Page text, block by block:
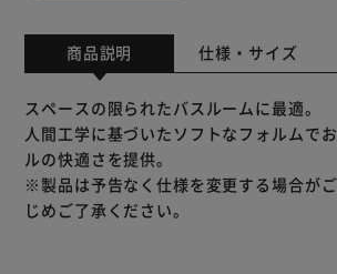
商品説明 仕様・サイズ
スペースの限られたバスルームに最適。
人間工学に基づいたソフトなフォルムで
ルの快適さを提供。
※製品は予告なく仕様を変更する場合が
じめご了承ください。